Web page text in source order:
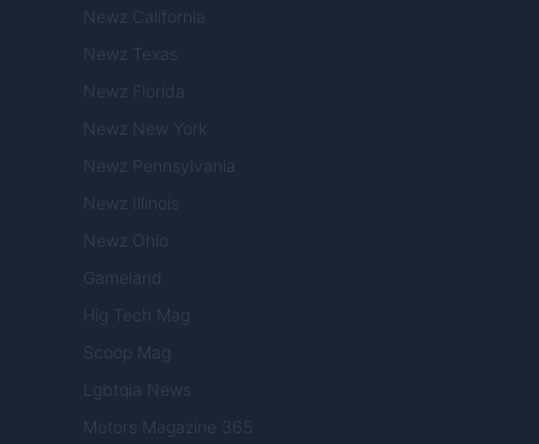
Newz California
Newz Texas
Newz Florida
Newz New York
Newz Pennsylvania
Newz Illinois
Newz Ohio
Gameland
Hig Tech Mag
Scoop Mag
Lgbtqia News
Motors Magazine 365